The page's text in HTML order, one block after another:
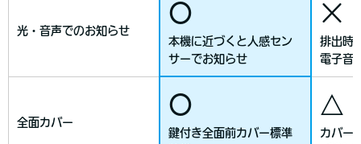
光・音声でのお知らせ
〇
本機に近づくと人感セン
サーでお知らせ
×
排出時
電子音
全面カバー
〇
鍵付き全面前カバー標準
△
カバー